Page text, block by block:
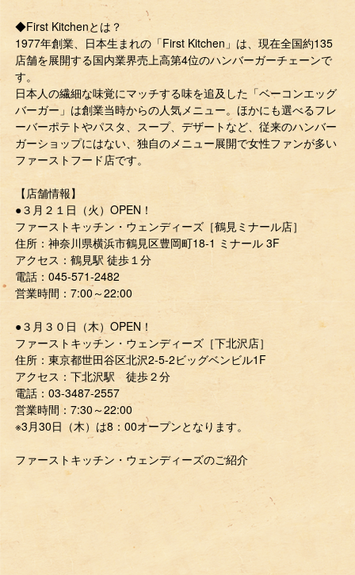
◆First Kitchenとは？
1977年創業、日本生まれの「First Kitchen」は、現在全国約135
店舗を展開する国内業界売上高第4位のハンバーガーチェーンで
す。
日本人の繊細な味覚にマッチする味を追及した「ベーコンエッグ
バーガー」は創業当時からの人気メニュー。ほかにも選べるフレ
ーバーポテトやパスタ、スープ、デザートなど、従来のハンバー
ガーショップにはない、独自のメニュー展開で女性ファンが多い
ファーストフード店です。
【店舗情報】
●３月２１日（火）OPEN！
ファーストキッチン・ウェンディーズ［鶴見ミナール店］
住所：神奈川県横浜市鶴見区豊岡町18-1 ミナール 3F
アクセス：鶴見駅 徒歩１分
電話：045-571-2482
営業時間：7:00～22:00
●３月３０日（木）OPEN！
ファーストキッチン・ウェンディーズ［下北沢店］
住所：東京都世田谷区北沢2-5-2ビッグベンビル1F
アクセス：下北沢駅 徒歩２分
電話：03-3487-2557
営業時間：7:30～22:00
※3月30日（木）は8：00オープンとなります。
ファーストキッチン・ウェンディーズのご紹介